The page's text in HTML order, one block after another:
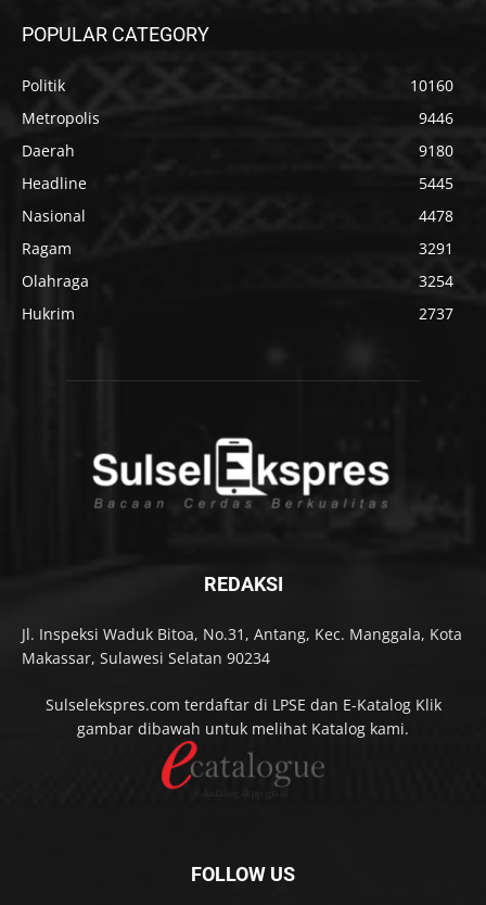
POPULAR CATEGORY
Politik
10160
Metropolis
9446
Daerah
9180
Headline
5445
Nasional
4478
Ragam
3291
Olahraga
3254
Hukrim
2737
REDAKSI
Jl. Inspeksi Waduk Bitoa, No.31, Antang, Kec. Manggala, Kota
Makassar, Sulawesi Selatan 90234
Sulselekspres.com terdaftar di LPSE dan E-Katalog Klik
gambar dibawah untuk melihat Katalog kami.
FOLLOW US